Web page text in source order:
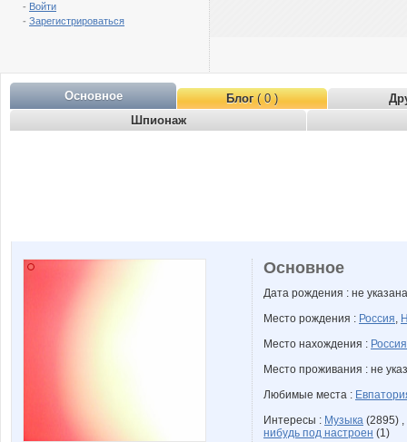
- Войти
- Зарегистрироваться
Основное Блог( 0 )
Шпионаж
Основное
Дата рождения : не указана
Место рождения : Россия,
Место нахождения : Россия
Место проживания : не
Любимые места :
Интересы : Музыка (2895) ,
нибудь под настроен (1)